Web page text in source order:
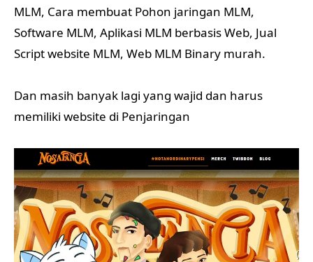
MLM, Cara membuat Pohon jaringan MLM,
Software MLM, Aplikasi MLM berbasis Web, Jual
Script website MLM, Web MLM Binary murah.
Dan masih banyak lagi yang wajid dan harus
memiliki website di Penjaringan